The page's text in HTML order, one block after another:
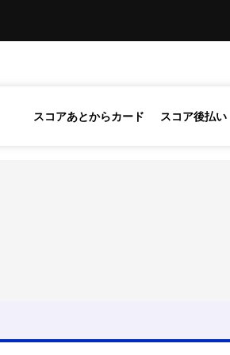
スコアあとからカード スコア後払い